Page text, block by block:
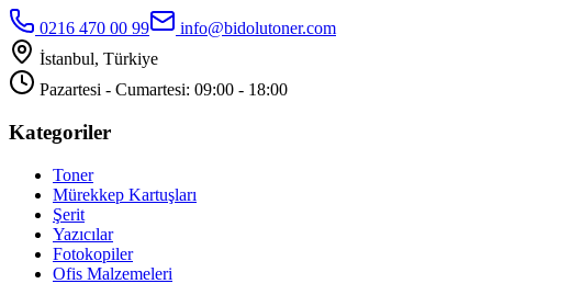
0216 470 00 99
info@bidolutoner.com
İstanbul, Türkiye
Pazartesi - Cumartesi: 09:00 - 18:00
Kategoriler
Toner
Mürekkep Kartuşları
Şerit
Yazıcılar
Fotokopiler
Ofis Malzemeleri